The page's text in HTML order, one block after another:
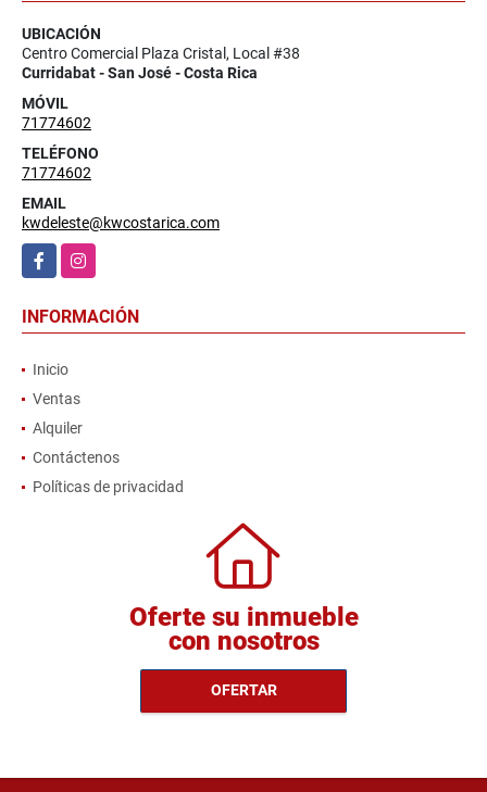
UBICACIÓN
Centro Comercial Plaza Cristal, Local #38
Curridabat - San José - Costa Rica
MÓVIL
71774602
TELÉFONO
71774602
EMAIL
kwdeleste@kwcostarica.com
FacebookInstagram
INFORMACIÓN
Inicio
Ventas
Alquiler
Contáctenos
Políticas de privacidad
Oferte su inmueble
con nosotros
OFERTAR